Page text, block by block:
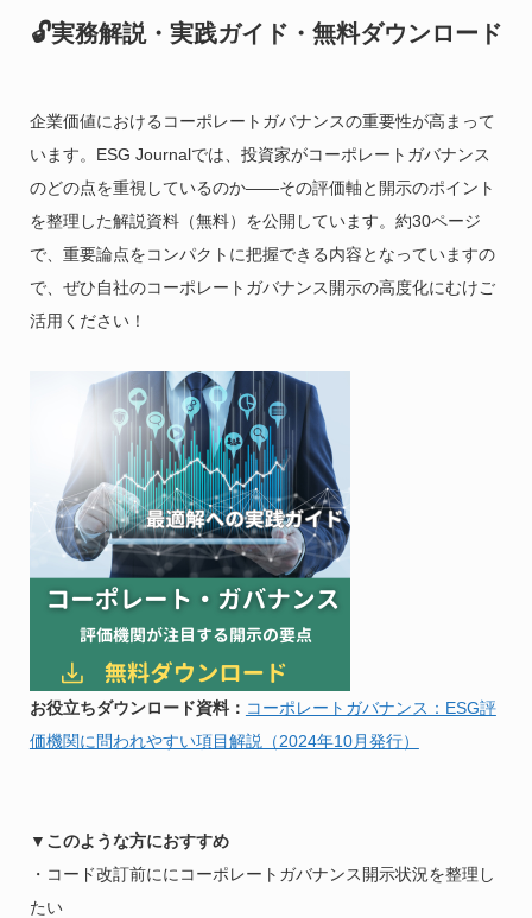
🔓実務解説・実践ガイド・無料ダウンロード
企業価値におけるコーポレートガバナンスの重要性が高まって
います。ESG Journalでは、投資家がコーポレートガバナンス
のどの点を重視しているのか——その評価軸と開示のポイント
を整理した解説資料（無料）を公開しています。約30ページ
で、重要論点をコンパクトに把握できる内容となっていますの
で、ぜひ自社のコーポレートガバナンス開示の高度化にむけご
活用ください！
お役立ちダウンロード資料： コーポレートガバナンス：ESG評
価機関に問われやすい項目解説（2024年10月発行）
▼このような方におすすめ
・コード改訂前ににコーポレートガバナンス開示状況を整理し
たい